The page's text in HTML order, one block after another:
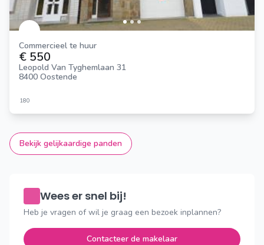
Commercieel te huur
€ 550
Leopold Van Tyghemlaan 31
8400 Oostende
180
Bekijk gelijkaardige panden
Wees er snel bij!
Heb je vragen of wil je graag een bezoek inplannen?
Contacteer de makelaar